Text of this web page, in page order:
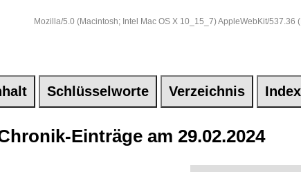
Mozilla/5.0 (Macintosh; Intel Mac OS X 10_15_7) AppleWebKit/
Schlüsselworte Verzeichnis Index
Einträge am 29.02.2024